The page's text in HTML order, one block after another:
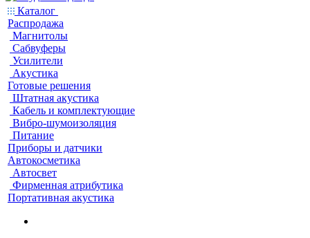
Каталог
Распродажа
Магнитолы
Сабвуферы
Усилители
Акустика
Готовые решения
Штатная акустика
Кабель и комплектующие
Вибро-шумоизоляция
Питание
Приборы и датчики
Автокосметика
Автосвет
Фирменная атрибутика
Портативная акустика